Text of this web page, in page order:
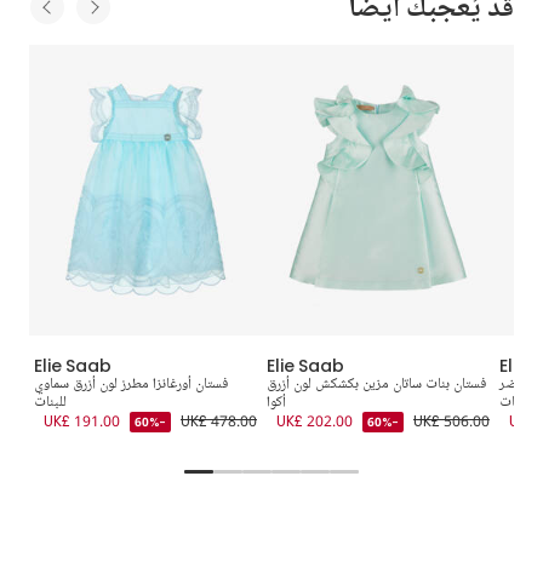
Elie Saab
فستان أورغانزا مطرز لون أزرق سماوي
للبنات
UK£ 478.00
-60%
UK£ 191.00
Elie Saab
فستان بنات ساتان مزين بكشكش لون أزرق
أكوا
UK£ 506.00
-60%
UK£ 202.00
Elie
أخضر
للبنات
UK£